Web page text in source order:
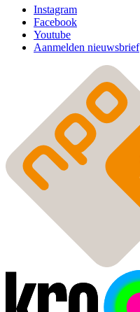
Instagram
Facebook
Youtube
Aanmelden nieuwsbrief